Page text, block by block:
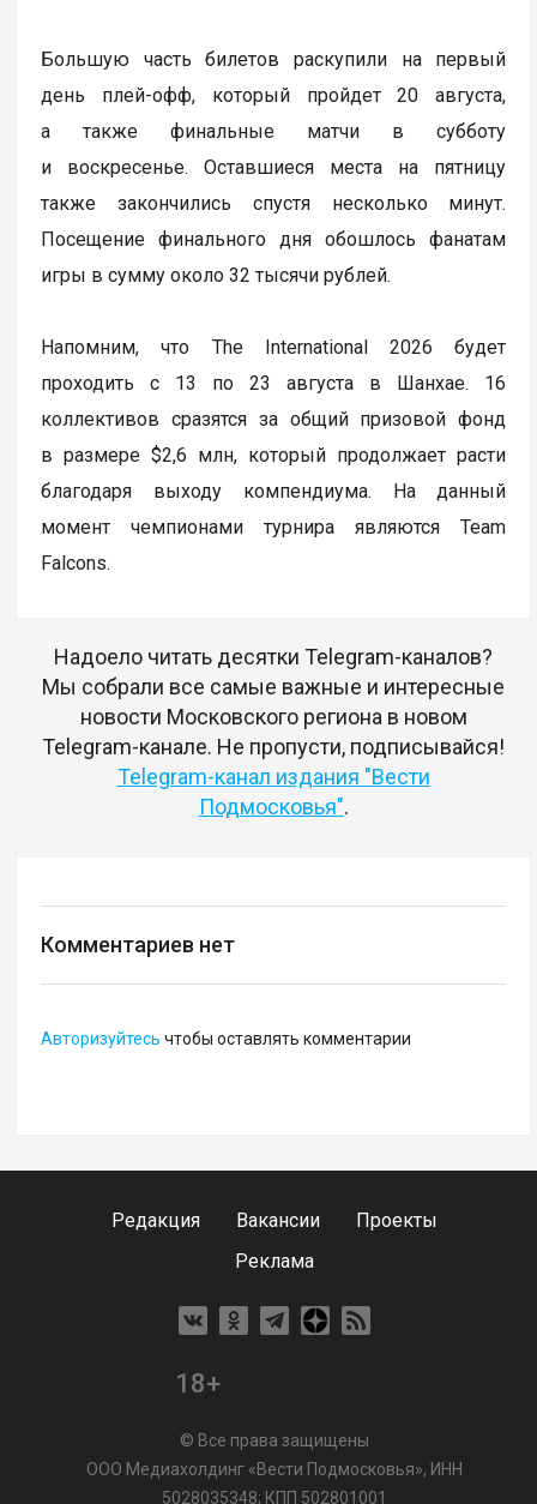
Большую часть билетов раскупили на первый
день плей-офф, который пройдет 20 августа,
а также финальные матчи в субботу
и воскресенье. Оставшиеся места на пятницу
также закончились спустя несколько минут.
Посещение финального дня обошлось фанатам
игры в сумму около 32 тысячи рублей.
Напомним, что The International 2026 будет
проходить с 13 по 23 августа в Шанхае. 16
коллективов сразятся за общий призовой фонд
в размере $2,6 млн, который продолжает расти
благодаря выходу компендиума. На данный
момент чемпионами турнира являются Team
Falcons.
Надоело читать десятки Telegram-каналов?
Мы собрали все самые важные и интересные
новости Московского региона в новом
Telegram-канале. Не пропусти, подписывайся!
Telegram-канал издания "Вести
Подмосковья".
Комментариев нет
Авторизуйтесь чтобы оставлять комментарии
Редакция Вакансии
Проекты
Реклама
18+
© Все права защищены
ООО Медиахолдинг «Вести Подмосковья», ИНН
5028035348; КПП 502801001